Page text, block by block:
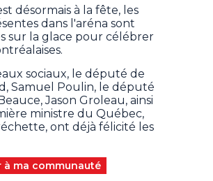
désormais à la fête, les
dans l'aréna sont
sur la glace pour célébrer
sociaux, le député de
Samuel Poulin, le député
Jason Groleau, ainsi
ministre du Québec,
ont déjà félicité les
à ma communauté